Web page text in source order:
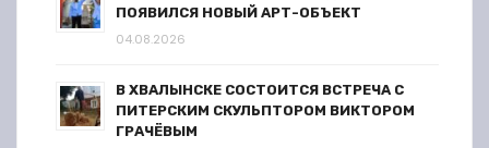
ПОЯВИЛСЯ НОВЫЙ АРТ-ОБЪЕКТ
04.08.2026
В ХВАЛЫНСКЕ СОСТОИТСЯ ВСТРЕЧА С
ПИТЕРСКИМ СКУЛЬПТОРОМ ВИКТОРОМ
ГРАЧЁВЫМ